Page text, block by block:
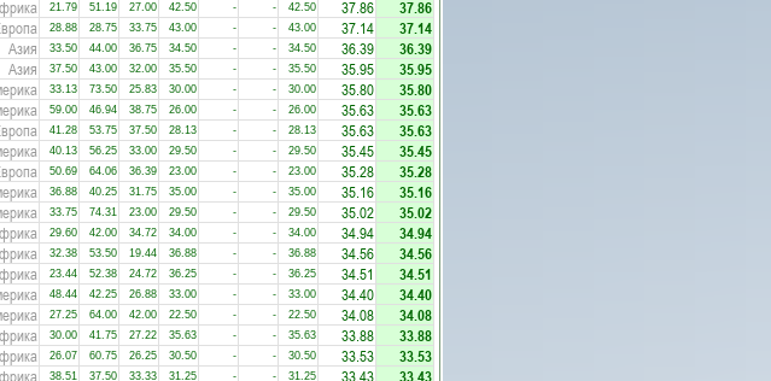
21.79 51.19 27.00 42.50 - - 42.50 37.86 37.86
28.88 28.75 33.75 43.00 - - 43.00 37.14 37.14
Азия 33.50 44.00 36.75 34.50 - - 34.50 36.39 36.39
Азия 37.50 43.00 32.00 35.50 - - 35.50 35.95 35.95
33.13 73.50 25.83 30.00 - - 30.00 35.80 35.80
59.00 46.94 38.75 26.00 - - 26.00 35.63 35.63
41.28 53.75 37.50 28.13 - - 28.13 35.63 35.63
40.13 56.25 33.00 29.50 - - 29.50 35.45 35.45
50.69 64.06 36.39 23.00 - - 23.00 35.28 35.28
36.88 40.25 31.75 35.00 - - 35.00 35.16 35.16
33.75 74.31 23.00 29.50 - - 29.50 35.02 35.02
29.60 42.00 34.72 34.00 - - 34.00 34.94 34.94
32.38 53.50 19.44 36.88 - - 36.88 34.56 34.56
23.44 52.38 24.72 36.25 - - 36.25 34.51 34.51
48.44 42.25 26.88 33.00 - - 33.00 34.40 34.40
27.25 64.00 42.00 22.50 - - 22.50 34.08 34.08
30.00 41.75 27.22 35.63 - - 35.63 33.88 33.88
26.07 60.75 26.25 30.50 - - 30.50 33.53 33.53
38.51 37.50 33.33 31.25 - - 31.25 33.43 33.43